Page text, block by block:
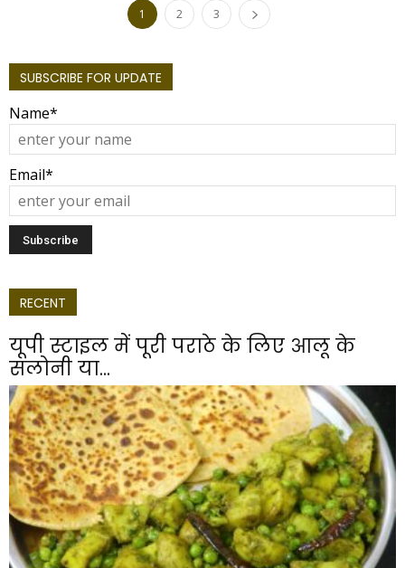
1 2 3
SUBSCRIBE FOR UPDATE
Name*
Email*
RECENT
यूपी स्टाइल में पूरी पराठे के लिए आलू के
सलोनी या...